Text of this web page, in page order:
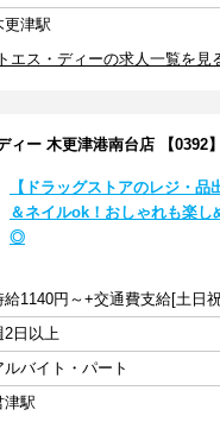
更津駅
エス・ディーの求人一覧を見
ィー 木更津港南台店 【0392】
【ドラッグストアのレジ・品
＆ネイルok！おしゃれも楽し
◎
2日以上
ルバイト・パート
津駅